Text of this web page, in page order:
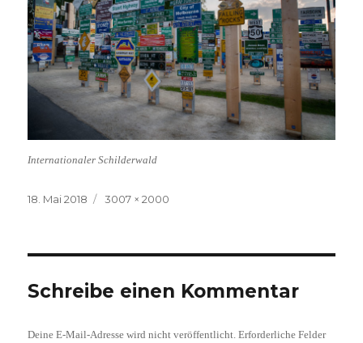
Internationaler Schilderwald
Veröffentlicht
18. Mai 2018
Volle
3007 × 2000
Schreibe einen Kommentar
Deine E-Mail-Adresse wird nicht veröffentlicht. Erforderliche Felder